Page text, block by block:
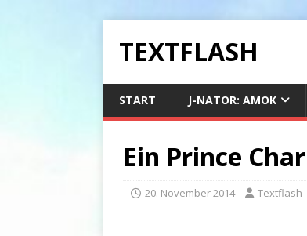
TEXTFLASH
START J-NATOR: AMOK
Ein Prince
20. November 2014 Textflash